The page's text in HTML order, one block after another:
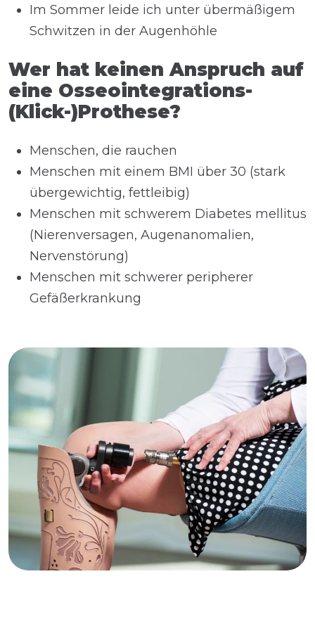
Im Sommer leide ich unter übermäßigem
Schwitzen in der Augenhöhle
Wer hat keinen Anspruch auf
eine Osseointegrations-
(Klick-)Prothese?
Menschen, die rauchen
Menschen mit einem BMI über 30 (stark
übergewichtig, fettleibig)
Menschen mit schwerem Diabetes mellitus
(Nierenversagen, Augenanomalien,
Nervenstörung)
Menschen mit schwerer peripherer
Gefäßerkrankung